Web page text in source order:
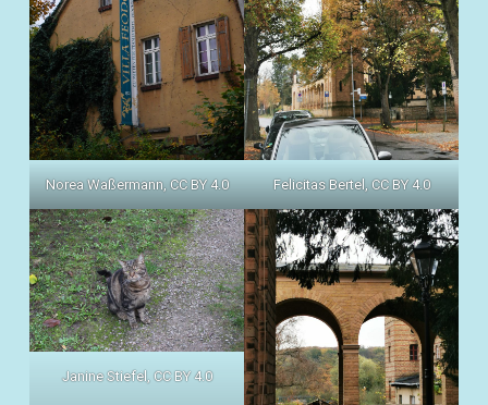
Norea Waßermann, CC BY 4.0 Felicitas Bertel, CC BY 4.0
Janine Stiefel, CC BY 4.0